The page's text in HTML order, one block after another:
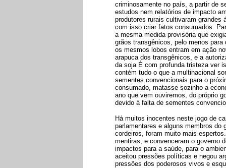
criminosamente no país, a partir de
estudos nem relatórios de impacto
produtores rurais cultivaram grandes
com isso criar fatos consumados.
a mesma medida provisória que
grãos transgênicos, pelo menos
os mesmos lobos entram em ação
arapuca dos transgênicos, e a
da soja É com profunda tristeza ver
contém tudo o que a multinacional
sementes convencionais para o
consumado, matasse sozinho a
ano que vem ouviremos, do próprio
devido à falta de sementes
Há muitos inocentes neste jogo de
parlamentares e alguns membros do
cordeiros, foram muito mais
mentiras, e convenceram o governo
impactos para a saúde, para o
aceitou pressões políticas e negou
pressões dos poderosos vivos e